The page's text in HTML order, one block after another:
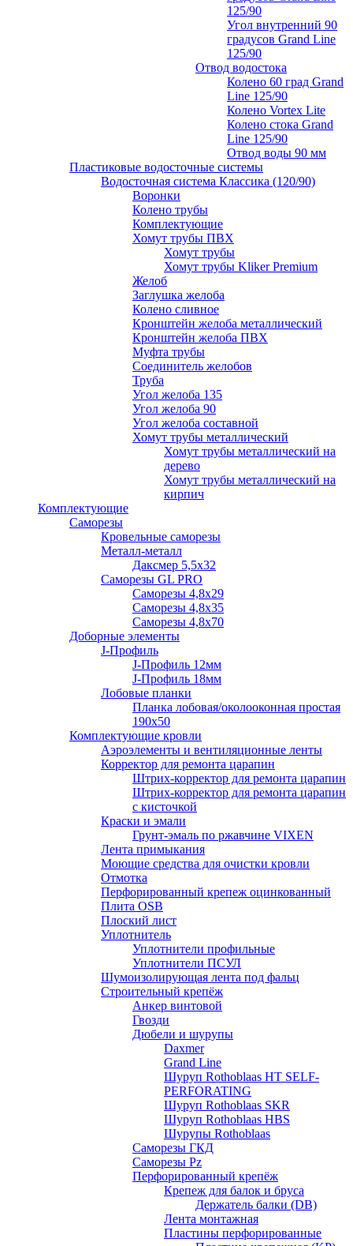
125/90
Угол внутренний 90
градусов Grand Line
125/90
Отвод водостока
Колено 60 град Grand
Line 125/90
Колено Vortex Lite
Колено стока Grand
Line 125/90
Отвод воды 90 мм
Пластиковые водосточные системы
Водосточная система Классика (120/90)
Воронки
Колено трубы
Комплектующие
Хомут трубы ПВХ
Хомут трубы
Хомут трубы Kliker Premium
Желоб
Заглушка желоба
Колено сливное
Кронштейн желоба металлический
Кронштейн желоба ПВХ
Муфта трубы
Соединитель желобов
Труба
Угол желоба 135
Угол желоба 90
Угол желоба составной
Хомут трубы металлический
Хомут трубы металлический на
дерево
Хомут трубы металлический на
кирпич
Комплектующие
Саморезы
Кровельные саморезы
Металл-металл
Даксмер 5,5х32
Саморезы GL PRO
Сaморезы 4,8х29
Сaморезы 4,8х35
Сaморезы 4,8х70
Доборные элементы
J-Профиль
J-Профиль 12мм
J-Профиль 18мм
Лобовые планки
Планка лобовая/околооконная простая
190х50
Комплектующие кровли
Аэроэлементы и вентиляционные ленты
Корректор для ремонта царапин
Штрих-корректор для ремонта царапин
Штрих-корректор для ремонта царапин
с кисточкой
Краски и эмали
Грунт-эмаль по ржавчине VIXEN
Лента примыкания
Моющие средства для очистки кровли
Отмотка
Перфорированный крепеж оцинкованный
Плита OSB
Плоский лист
Уплотнитель
Уплотнители профильные
Уплотнители ПСУЛ
Шумоизолирующая лента под фальц
Строительный крепёж
Анкер винтовой
Гвозди
Дюбели и шурупы
Daxmer
Grand Line
Шуруп Rothoblaas HT SELF-
PERFORATING
Шуруп Rothoblaas SKR
Шуруп Rothoblaas НВS
Шурупы Rothoblaas
Саморeзы ГКД
Саморезы Pz
Перфорированный крепёж
Крепеж для балок и бруса
Держатель балки (DB)
Лента монтажнaя
Пластины перфорированные